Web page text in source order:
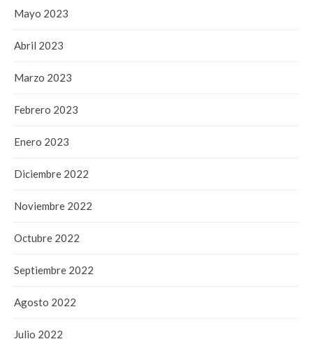
Mayo 2023
Abril 2023
Marzo 2023
Febrero 2023
Enero 2023
Diciembre 2022
Noviembre 2022
Octubre 2022
Septiembre 2022
Agosto 2022
Julio 2022